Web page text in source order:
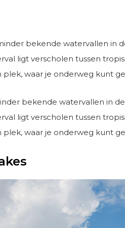
bekende watervallen in
ligt verscholen tussen
waar je onderweg kunt
bekende watervallen in
ligt verscholen tussen
waar je onderweg kunt